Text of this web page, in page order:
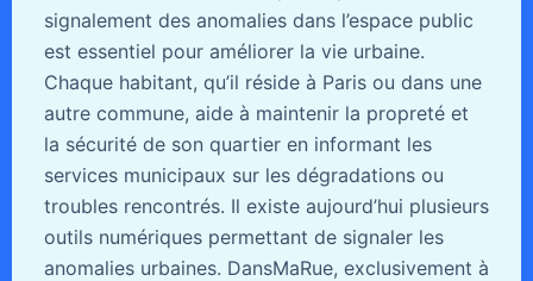
signalement des anomalies dans l’espace public
est essentiel pour améliorer la vie urbaine.
Chaque habitant, qu’il réside à Paris ou dans une
autre commune, aide à maintenir la propreté et
la sécurité de son quartier en informant les
services municipaux sur les dégradations ou
troubles rencontrés. Il existe aujourd’hui plusieurs
outils numériques permettant de signaler les
anomalies urbaines. DansMaRue, exclusivement à